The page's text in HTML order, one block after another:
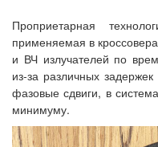
Проприетарная
применяемая в
и ВЧ излучателей по
из-за различных
фазовые сдвиги, в
минимуму.